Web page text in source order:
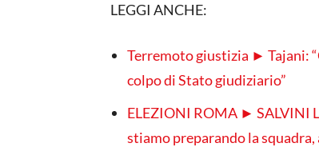
LEGGI ANCHE:
Terremoto giustizia ► Tajani:
colpo di Stato giudiziario”
ELEZIONI ROMA ► SALVINI
stiamo preparando la squadra,